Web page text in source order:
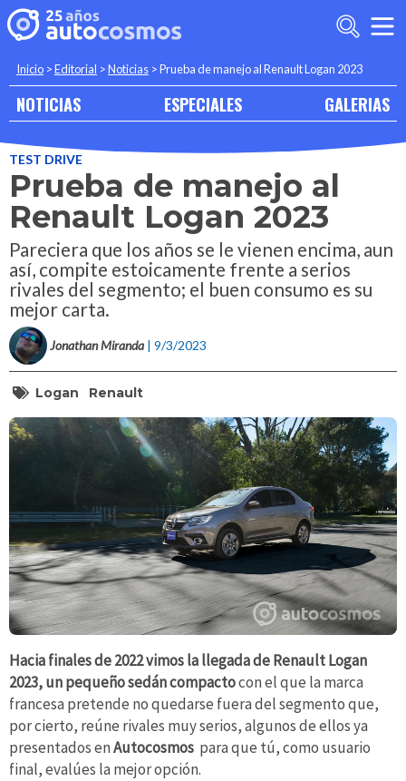
Inicio >Editorial >Noticias >Prueba de manejo al Renault Logan 2023
NOTICIAS ESPECIALES GALERIAS
TEST DRIVE
Prueba de manejo al
Renault Logan 2023
Pareciera que los años se le vienen encima, aun
así, compite estoicamente frente a serios
rivales del segmento; el buen consumo es su
mejor carta.
Jonathan Miranda | 9/3/2023
Logan Renault
Hacia finales de 2022 vimos la llegada de Renault Logan
2023, un pequeño sedán compactocon el que la marca
francesa pretende no quedarse fuera del segmento que,
por cierto, reúne rivales muy serios, algunos de ellos ya
presentados enAutocosmos para que tú, como usuario
final, evalúes la mejor opción.